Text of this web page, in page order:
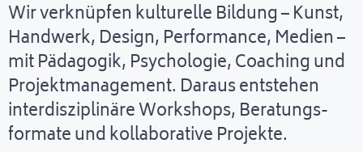
Wir verknüpfen kulturelle Bildung – Kunst,
Handwerk, Design, Performance, Medien –
mit Pädagogik, Psychologie, Coaching und
Projektmanagement. Daraus entstehen
interdisziplinäre Workshops, Beratungs-
formate und kollaborative Projekte.